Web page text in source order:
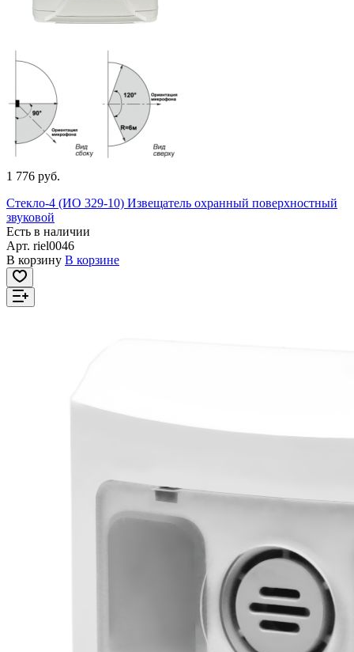
1 776 руб.
Стекло-4 (ИО 329-10) Извещатель охранный поверхностный
звуковой
Есть в наличии
Арт. riel0046
В корзину В корзине